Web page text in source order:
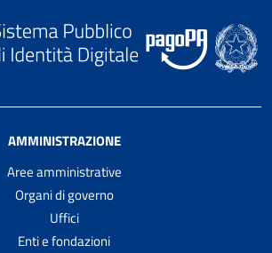
AMMINISTRAZIONE
Aree amministrative
Organi di governo
Uffici
Enti e fondazioni